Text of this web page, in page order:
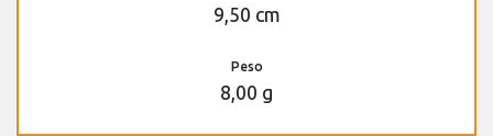
9,50 cm
Peso
8,00 g